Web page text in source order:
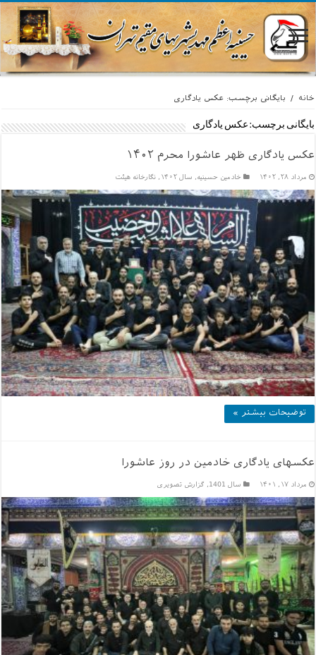
خانه / بایگانی برچسب: عکس یادگاری
بایگانی برچسب: عکس یادگاری
عکس یادگاری ظهر عاشورا محرم ۱۴۰۲
مرداد ۲۸, ۱۴۰۲ خادمين حسينيه, سال ۱۴۰۲ ,نگارخانه هیئت
توضیحات بیشتر »
عکسهای یادگاری خادمین در روز عاشورا
مرداد ۱۷, ۱۴۰۱ سال 1401 , گزارش تصویری